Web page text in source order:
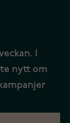
I
nytt om